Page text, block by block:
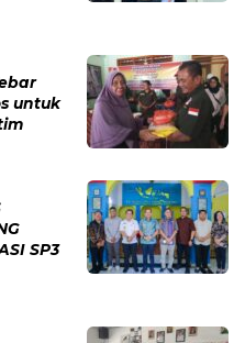
untuk
SP3